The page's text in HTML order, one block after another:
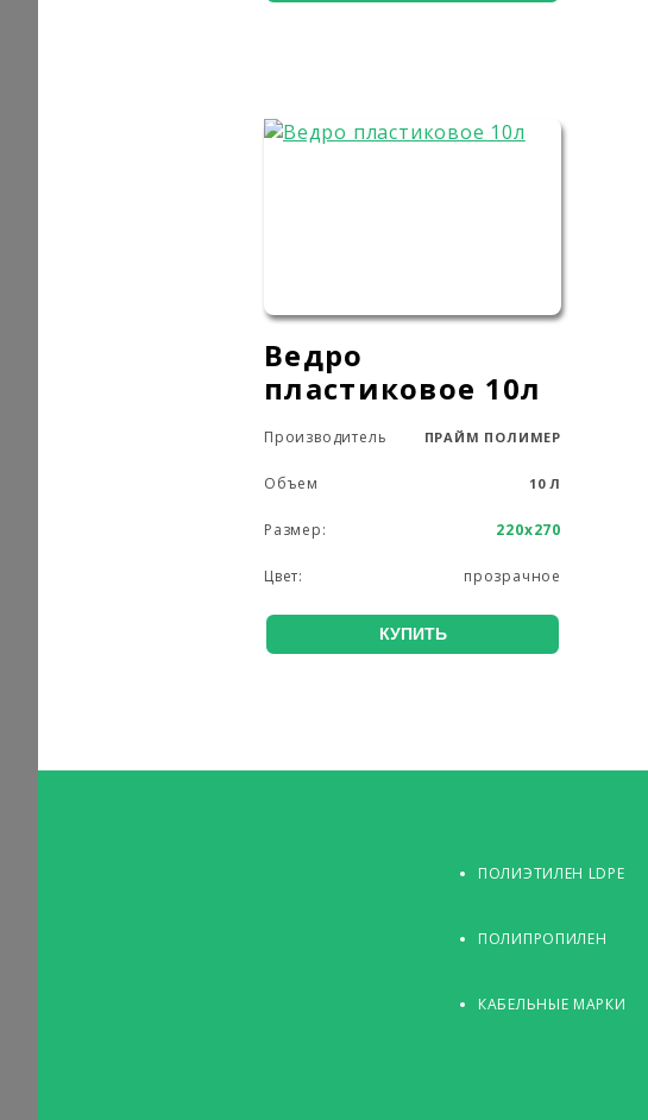
Ведро
пластиковое 10л
Производитель ПРАЙМ ПОЛИМЕР
Объем 10 Л
Размер: 220х270
Цвет: прозрачное
КУПИТЬ
ПОЛИЭТИЛЕН LDPE
ПОЛИПРОПИЛЕН
КАБЕЛЬНЫЕ МАРКИ